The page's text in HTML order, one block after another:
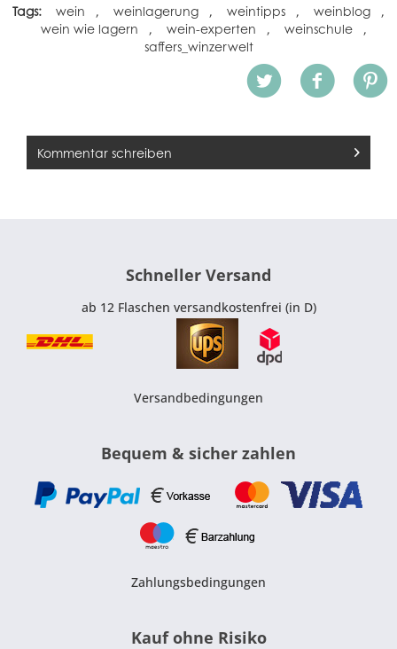
Tags: wein , weinlagerung , weintipps , weinblog
,
wein wie lagern
, wein-experten , weinschule
,
saffers_winzerwelt
Kommentar schreiben
Schneller Versand
ab 12 Flaschen versandkostenfrei (in D)
Versandbedingungen
Bequem & sicher zahlen
Zahlungsbedingungen
Kauf ohne Risiko